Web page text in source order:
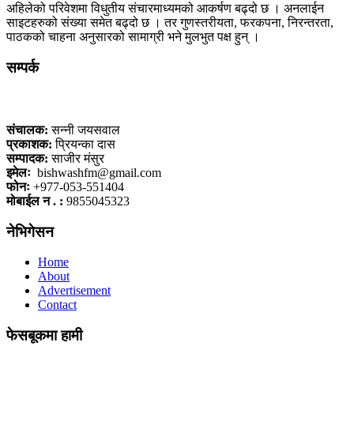
अहिलेको परिवेशमा विधुतीय संचारमाध्यमको आकर्षण बढ्दो छ । अनलाईन
साइटहरुको संख्या समेत बढ्दो छ । तर गुणस्तरीयता, फरकपना, निरन्तरता,
पाठकको चाहना अनुसारको सामाग्री भने मुलभुत पक्ष हुन् ।
सम्पर्क
संचालक: सन्नी जयसवाल
प्रकाशक: प्रियन्का दास
सम्पादक: साजीर मंसुर
इमेलः bishwashfm@gmail.com
फोनः +977-053-551404
मोबाईल न . : 9855045323
नेभिगेसन
Home
About
Advertisement
Contact
फेसबूकमा हामी